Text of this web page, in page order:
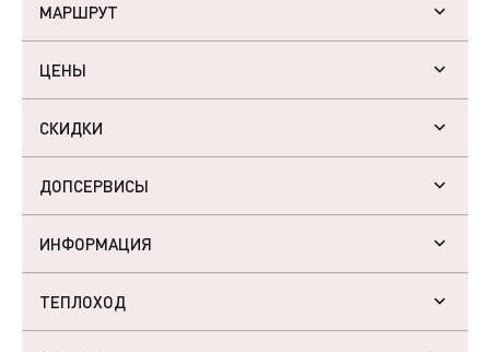
МАРШРУТ
ЦЕНЫ
СКИДКИ
ДОПСЕРВИСЫ
ИНФОРМАЦИЯ
ТЕПЛОХОД